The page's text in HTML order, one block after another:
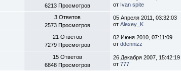
6213 Просмотров
от Ivan spite
3 Ответов
2573 Просмотров
05 Апреля 2011, 03:32:03
от Alexey_K
21 Ответов
7279 Просмотров
02 Июня 2010, 07:11:09
от ddennizz
15 Ответов
6848 Просмотров
26 Декабря 2007, 15:42:19
от 777